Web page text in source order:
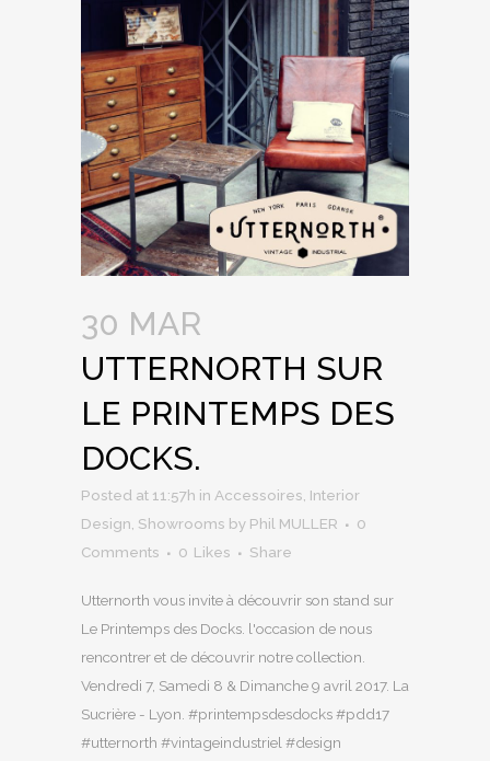
30 MAR
UTTERNORTH SUR
LE PRINTEMPS DES
DOCKS.
Posted at 11:57h in Accessoires, Interior
Design, Showrooms by Phil MULLER
0
Comments
0 Likes Share
Utternorth vous invite à découvrir son stand sur
Le Printemps des Docks. l'occasion de nous
rencontrer et de découvrir notre collection.
Vendredi 7, Samedi 8 & Dimanche 9 avril 2017. La
Sucrière - Lyon. #printempsdesdocks #pdd17
#utternorth #vintageindustriel #design